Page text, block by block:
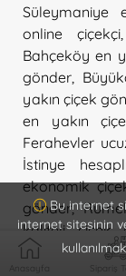
Süleymaniye
online çiçekçi
Bahçeköy en
gönder
yakın çiçek
en yakın
Ferahevler
İstinye
ekonomik
gönder,
kaliteli çiçek
Tarabya
Anasayfa Sipariş
Bu internet
internet sitesinin